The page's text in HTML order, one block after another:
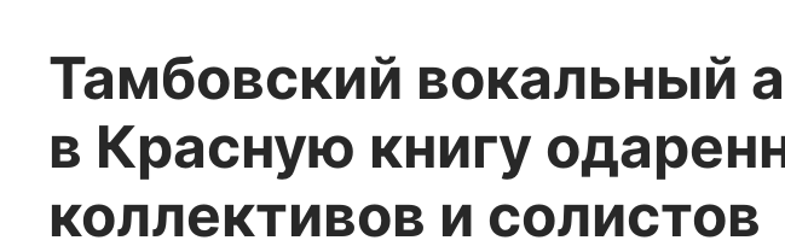
Тамбовский вокальный
в Красную книгу
коллективов и солистов